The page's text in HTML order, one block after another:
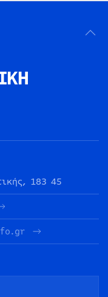
183 45